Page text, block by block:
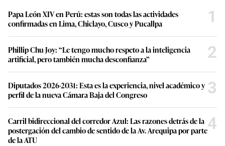
Papa León XIV en Perú: estas son todas las actividades
confirmadas en Lima, Chiclayo, Cusco y Pucallpa
1
Phillip Chu Joy: “Le tengo mucho respeto a la inteligencia
artificial, pero también mucha desconfianza”
2
Diputados 2026-2031: Esta es la experiencia, nivel académico y
perfil de la nueva Cámara Baja del Congreso
3
Carril bidireccional del corredor Azul: Las razones detrás de la
postergación del cambio de sentido de la Av. Arequipa por parte
de la ATU
4